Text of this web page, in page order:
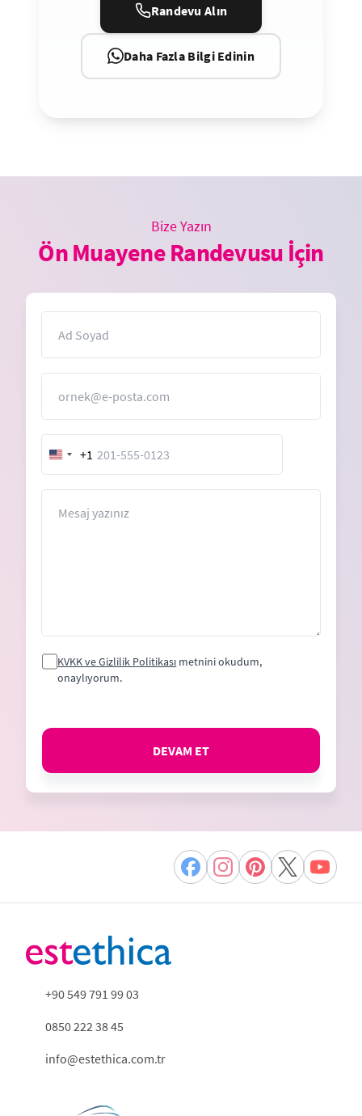
Randevu Alın
Daha Fazla Bilgi Edinin
Bize Yazın
Ön Muayene Randevusu İçin
United
States
+1
KVKK ve Gizlilik Politikası metnini okudum,
onaylıyorum.
DEVAM ET
+90 549 791 99 03
0850 222 38 45
info@estethica.com.tr